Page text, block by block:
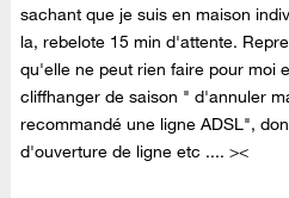
sachant que je suis en maison
la, rebelote 15 min d'attente.
qu'elle ne peut rien faire pour moi
cliffhanger de saison " d'annuler
recommandé une ligne ADSL",
d'ouverture de ligne etc .... ><